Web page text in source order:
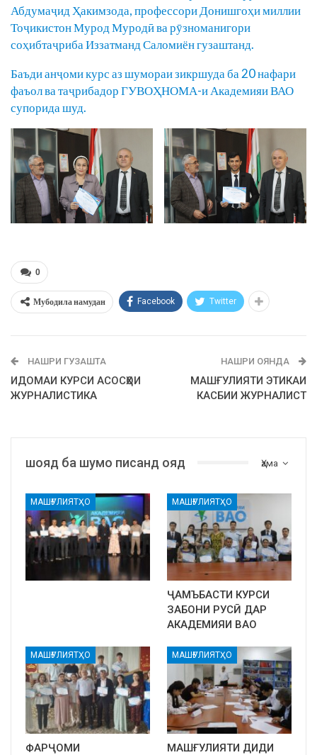
Абдумаҷид Ҳакимзода, профессори Донишгоҳи миллии
Тоҷикистон Мурод Муродӣ ва рӯзноманигори
соҳибтаҷриба Иззатманд Саломиён гузаштанд.
Баъди анҷоми курс аз шумораи зикршуда ба 20 нафари
фаъол ва таҷрибадор ГУВОҲНОМА-и Академияи ВАО
супорида шуд.
0
Мубодила намудан Facebook Twitter
НАШРИ ГУЗАШТА
ИДОМАИ КУРСИ АСОСҲОИ
ЖУРНАЛИСТИКА
НАШРИ ОЯНДА
МАШҒУЛИЯТИ ЭТИКАИ
КАСБИИ ЖУРНАЛИСТ
Ҳама
шояд ба шумо писанд ояд
МАШҒУЛИЯТҲО МАШҒУЛИЯТҲО
ҶАМЪБАСТИ КУРСИ
ЗАБОНИ РУСӢ ДАР
АКАДЕМИЯИ ВАО
МАШҒУЛИЯТҲО
ФАРҶОМИ
МАШҒУЛИЯТҲО
МАШҒУЛИЯТИ ДИДИ